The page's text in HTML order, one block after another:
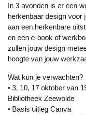
In 3 avonden is er een worshop om aan de slag met een
herkenbaar design voor
aan een herkenbare
en een e-book of
zullen jouw design
hoogte van jouw
Wat kun je verwachten?
• 3, 10, 17 oktober van
Bibliotheek Zeewolde
• Basis uitleg Canva